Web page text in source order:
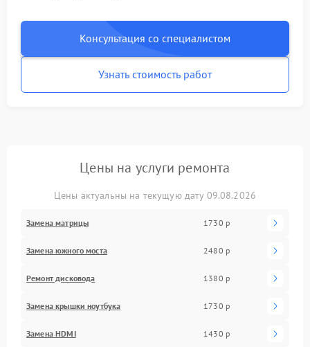
Консультация со специалистом
Узнать стоимость работ
Цены на услуги ремонта
Цены актуальны на текущую дату 09.08.2026
Замена матрицы 1730 р
Замена южного моста 2480 р
Ремонт дисковода 1380 р
Замена крышки ноутбука 1730 р
Замена HDMI 1430 р